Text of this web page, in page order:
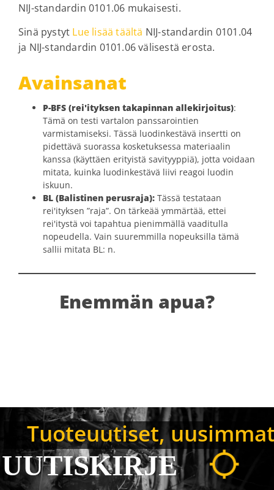
NIJ-standardin 0101.06 mukaisesti.
Sinä pystyt Lue lisää täältä NIJ-standardin 0101.04
ja NIJ-standardin 0101.06 välisestä erosta.
Avainsanat
P-BFS (rei'ityksen takapinnan allekirjoitus):
Tämä on testi vartalon panssarointien
varmistamiseksi. Tässä luodinkestävä insertti on
pidettävä suorassa kosketuksessa materiaalin
kanssa (käyttäen erityistä savityyppiä), jotta voidaan
mitata, kuinka luodinkestävä liivi reagoi luodin
iskuun.
BL (Balistinen perusraja): Tässä testataan
rei'ityksen ”raja”. On tärkeää ymmärtää, ettei
rei'itystä voi tapahtua pienimmällä vaaditulla
nopeudella. Vain suuremmilla nopeuksilla tämä
sallii mitata BL: n.
Enemmän apua?
Tuoteuutiset,
UUTISKIRJE